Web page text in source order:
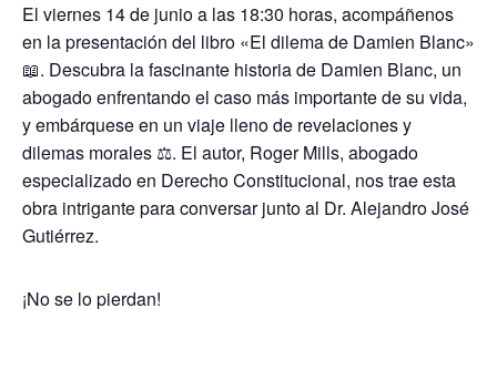
El viernes 14 de junio a las 18:30 horas, acompáñenos
en la presentación del libro «El dilema de Damien Blanc»
📖. Descubra la fascinante historia de Damien Blanc, un
abogado enfrentando el caso más importante de su vida,
y embárquese en un viaje lleno de revelaciones y
dilemas morales ⚖️. El autor, Roger Mills, abogado
especializado en Derecho Constitucional, nos trae esta
obra intrigante para conversar junto al Dr. Alejandro José
Gutiérrez.
¡No se lo pierdan!